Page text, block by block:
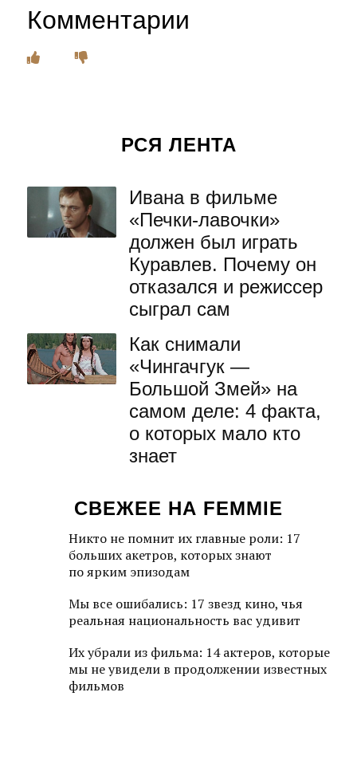
Комментарии
РСЯ ЛЕНТА
Ивана в фильме
«Печки-лавочки»
должен был играть
Куравлев. Почему он
отказался и режиссер
сыграл сам
Как снимали
«Чингачгук —
Большой Змей» на
самом деле: 4 факта,
о которых мало кто
знает
СВЕЖЕЕ НА FEMMIE
Никто не помнит их главные роли: 17
больших акетров, которых знают
по ярким эпизодам
Мы все ошибались: 17 звезд кино, чья
реальная национальность вас удивит
Их убрали из фильма: 14 актеров, которые
мы не увидели в продолжении известных
фильмов